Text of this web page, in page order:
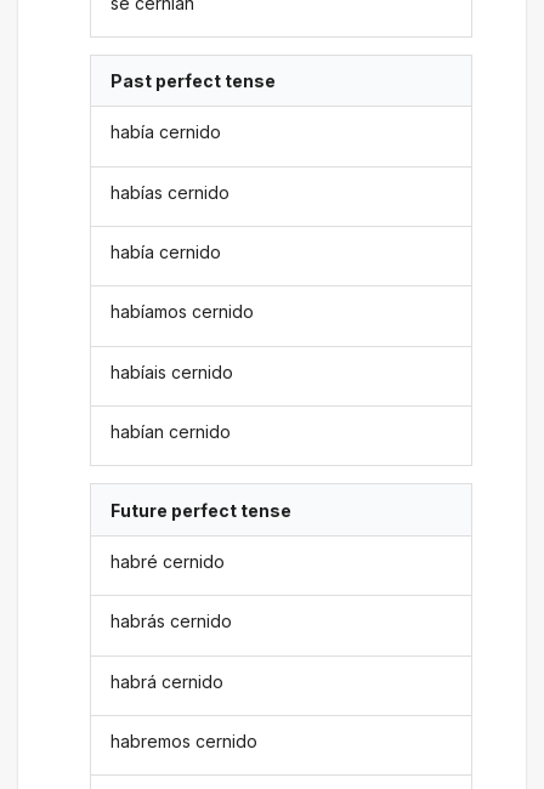
Past perfect tense
había cernido
habías cernido
había cernido
habíamos cernido
habíais cernido
habían cernido
Future perfect tense
habré cernido
habrás cernido
habrá cernido
habremos cernido